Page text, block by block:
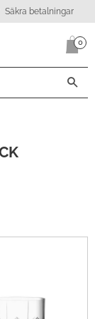
Säkra betalningar
0